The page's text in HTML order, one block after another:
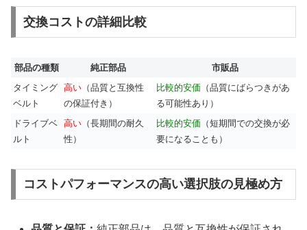
交換コストの詳細比較
部品の種類 純正部品
市販品
タイミング
ベルト
高い （品質と互換性
の保証付き）
比較的安価 （品質にばらつきがあ
る可能性あり）
ドライブベ
ルト
高い （長期間の耐久
性）
比較的安価 （短期間での交換が必
要になることも）
コストパフォーマンスの高い選択肢の見極め方